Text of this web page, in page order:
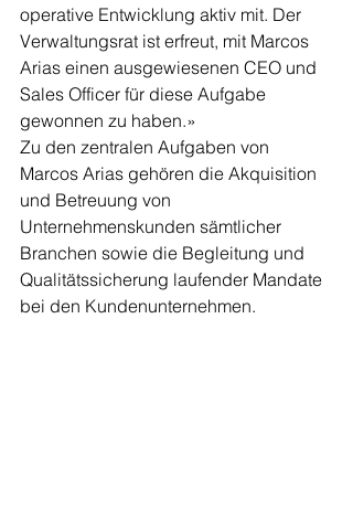
operative Entwicklung aktiv mit. Der
Verwaltungsrat ist erfreut, mit Marcos
Arias einen ausgewiesenen CEO und
Sales Officer für diese Aufgabe
gewonnen zu haben.»
Zu den zentralen Aufgaben von
Marcos Arias gehören die Akquisition
und Betreuung von
Unternehmenskunden sämtlicher
Branchen sowie die Begleitung und
Qualitätssicherung laufender Mandate
bei den Kundenunternehmen.